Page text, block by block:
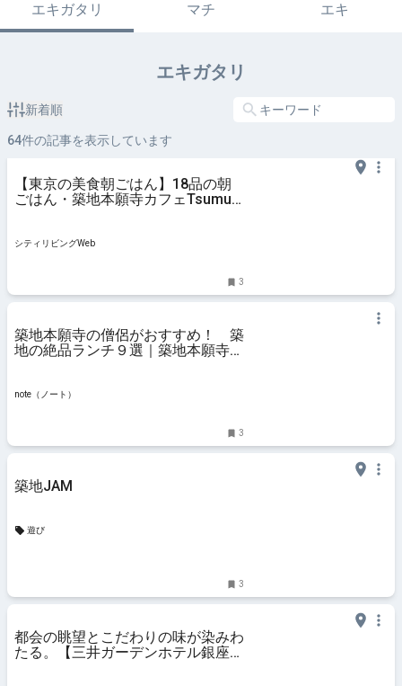
エキガタリ マチ エキ
エキガタリ
新着順
64件の記事を表示しています
【東京の美食朝ごはん】18品の朝
ごはん・築地本願寺カフェTsumugi
シティリビングWeb
3
築地本願寺の僧侶がおすすめ！ 築
地の絶品ランチ９選｜築地本願寺公
note（ノート）
3
築地JAM
遊び
3
都会の眺望とこだわりの味が染みわ
たる。【三井ガーデンホテル銀座築